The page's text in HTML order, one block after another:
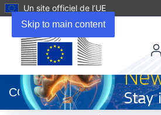
Skip to main content
Un site officiel de l’UE
dans
une
nouvelle
CORDIS